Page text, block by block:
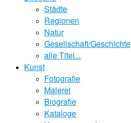
Städte
Regionen
Natur
Gesellschaft/Geschichte
alle Titel...
Kunst
Fotografie
Malerei
Biografie
Kataloge